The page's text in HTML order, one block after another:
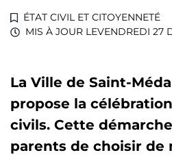
ÉTAT CIVIL ET CITOYENNETÉ
MIS À JOUR LEVENDREDI 27
La Ville de Saint-
propose la
civils. Cette
parents de choisir de